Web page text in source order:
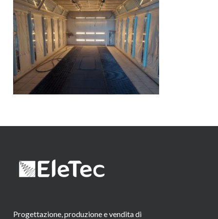
Progettazione, produzione e vendita di